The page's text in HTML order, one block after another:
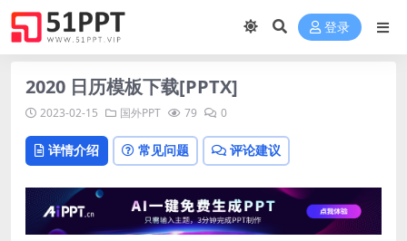
登录
2020 日历模板下载[PPTX]
2023-02-15 国外PPT 79 0
详情介绍 常见问题 评论建议